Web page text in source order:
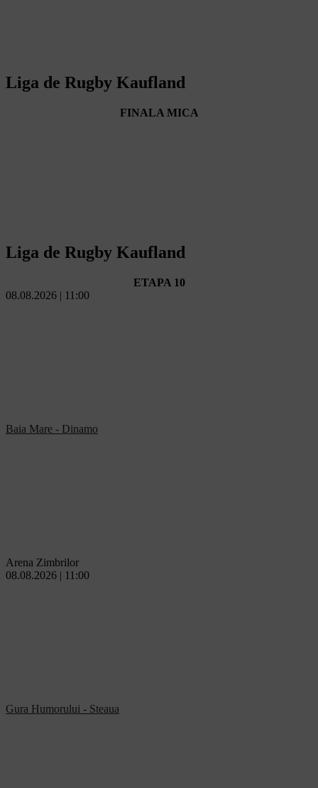
Liga de Rugby Kaufland
FINALA MICA
Liga de Rugby Kaufland
ETAPA 10
08.08.2026 | 11:00
Baia Mare - Dinamo
Arena Zimbrilor
08.08.2026 | 11:00
Gura Humorului - Steaua